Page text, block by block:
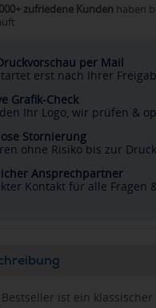
zufriedene Kunden haben
per Mail
erst nach Ihrer
Grafik-Check
Ihr Logo, wir prüfen &
Stornierung
ohne Risiko bis zur
Ansprechpartner
Kontakt für alle Fragen
Bestseller ist ein klassischer